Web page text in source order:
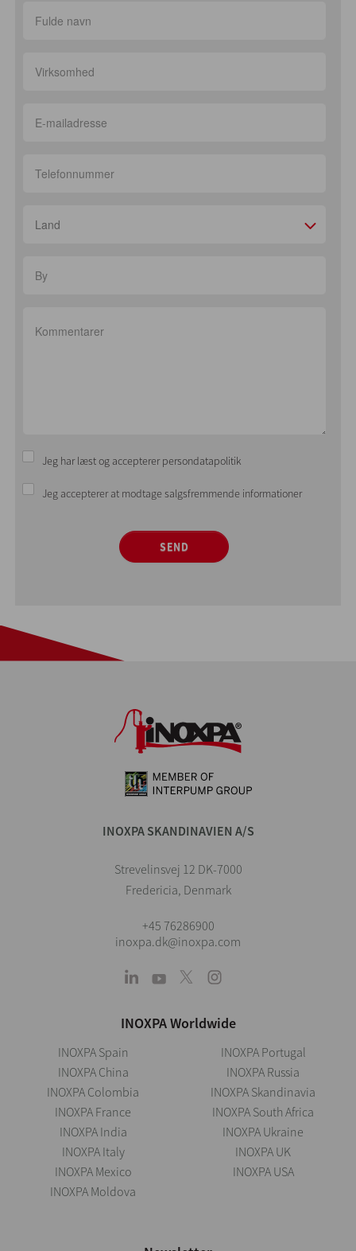
Land
Jeg har læst og accepterer persondatapolitik
Jeg accepterer at modtage salgsfremmende informationer
SEND
INOXPA SKANDINAVIEN A/S
Strevelinsvej 12 DK-7000
Fredericia, Denmark
+45 76286900
inoxpa.dk@inoxpa.com
INOXPA Worldwide
INOXPA Spain
INOXPA China
INOXPA Colombia
INOXPA France
INOXPA India
INOXPA Italy
INOXPA Mexico
INOXPA Moldova
INOXPA Portugal
INOXPA Russia
INOXPA Skandinavia
INOXPA South Africa
INOXPA Ukraine
INOXPA UK
INOXPA USA